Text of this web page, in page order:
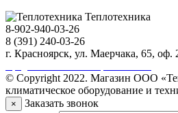
Теплотехника
8-902-940-03-26
8 (391) 240-03-26
г. Красноярск, ул. Маерчака, 65, оф.
© Copyright 2022. Магазин ООО
климатическое оборудование и
×
Заказать звонок